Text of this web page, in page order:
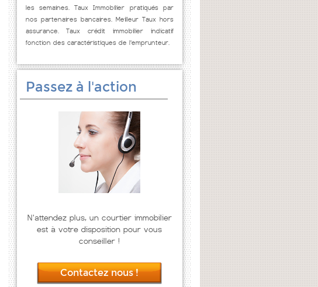
les semaines. Taux Immobilier pratiqués par
nos partenaires bancaires. Meilleur Taux hors
assurance. Taux crédit immobilier indicatif
fonction des caractéristiques de l'emprunteur.
Passez à l'action
N'attendez plus, un courtier immobilier
est à votre disposition pour vous
conseiller !
Contactez nous !